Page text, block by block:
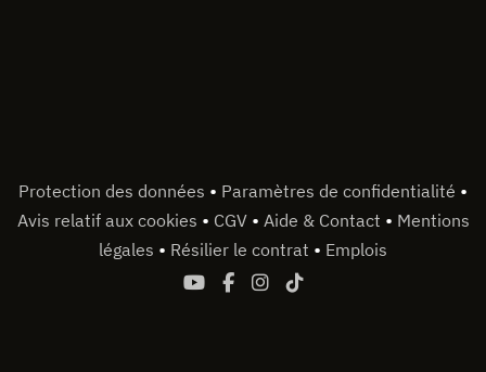
Protection des données • Paramètres de confidentialité •
Avis relatif aux cookies • CGV • Aide & Contact • Mentions
légales • Résilier le contrat • Emplois